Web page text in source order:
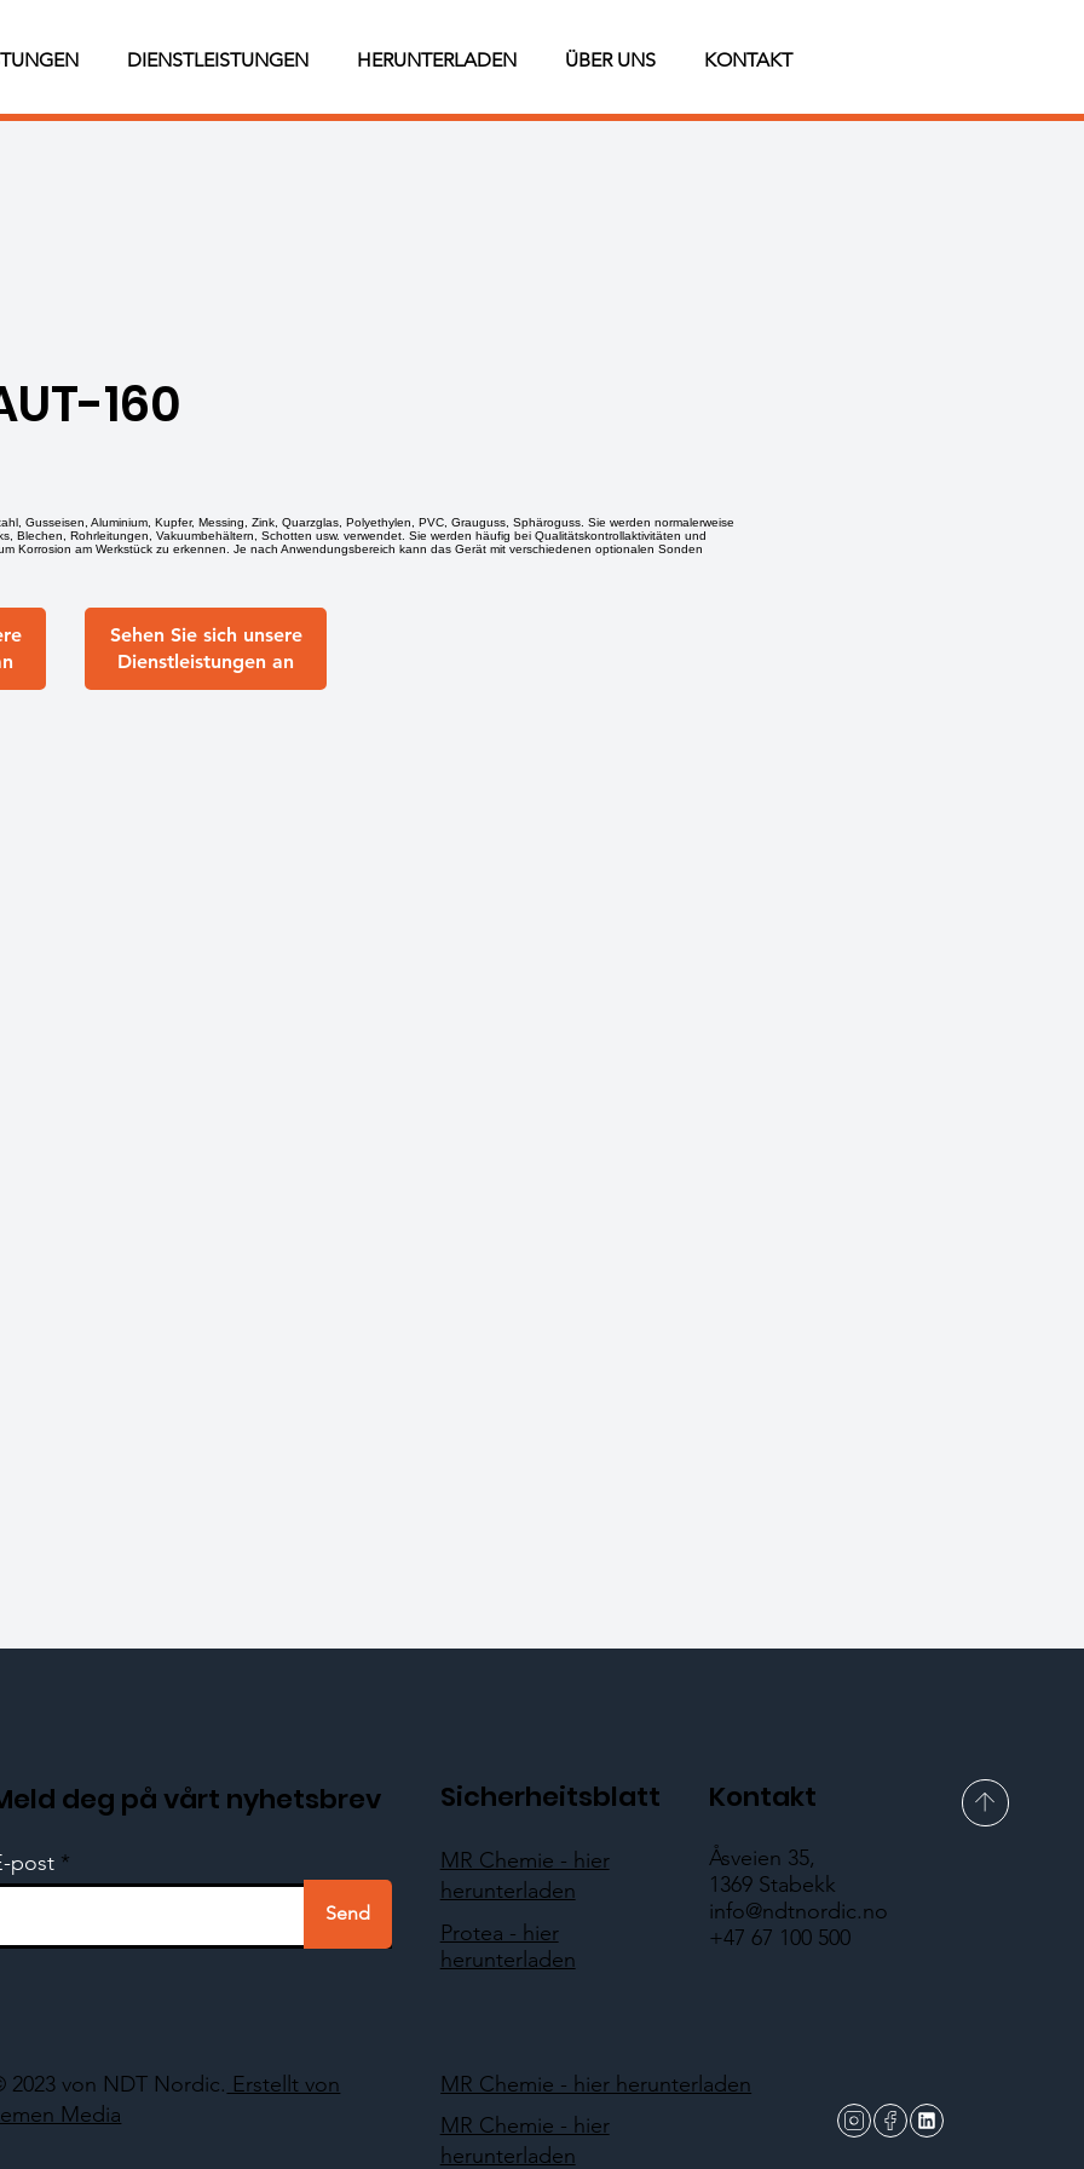
DIENSTLEISTUNGEN HERUNTERLADEN ÜBER UNS KONTAKT
160
Gusseisen, Aluminium, Kupfer, Messing, Zink, Quarzglas, Polyethylen, PVC, Grauguss, Sphäroguss. Sie werden normalerweise
Blechen, Rohrleitungen, Vakuumbehältern, Schotten usw. verwendet. Sie werden häufig bei Qualitätskontrollaktivitäten und
Korrosion am Werkstück zu erkennen. Je nach Anwendungsbereich kann das Gerät mit verschiedenen optionalen Sonden
Sehen Sie sich unsere
Dienstleistungen an
Sicherheitsblatt
MR Chemie - hier
herunterladen
Protea - hier
herunterladen
Kontakt
Åsveien 35,
1369 Stabekk
info@ndtnordic.no
+47 67 100 500
2023 von NDT Nordic. Erstellt von
Media
deg på vårt nyhetsbrev
post
Send
MR Chemie - hier herunterladen
MR Chemie - hier
herunterladen